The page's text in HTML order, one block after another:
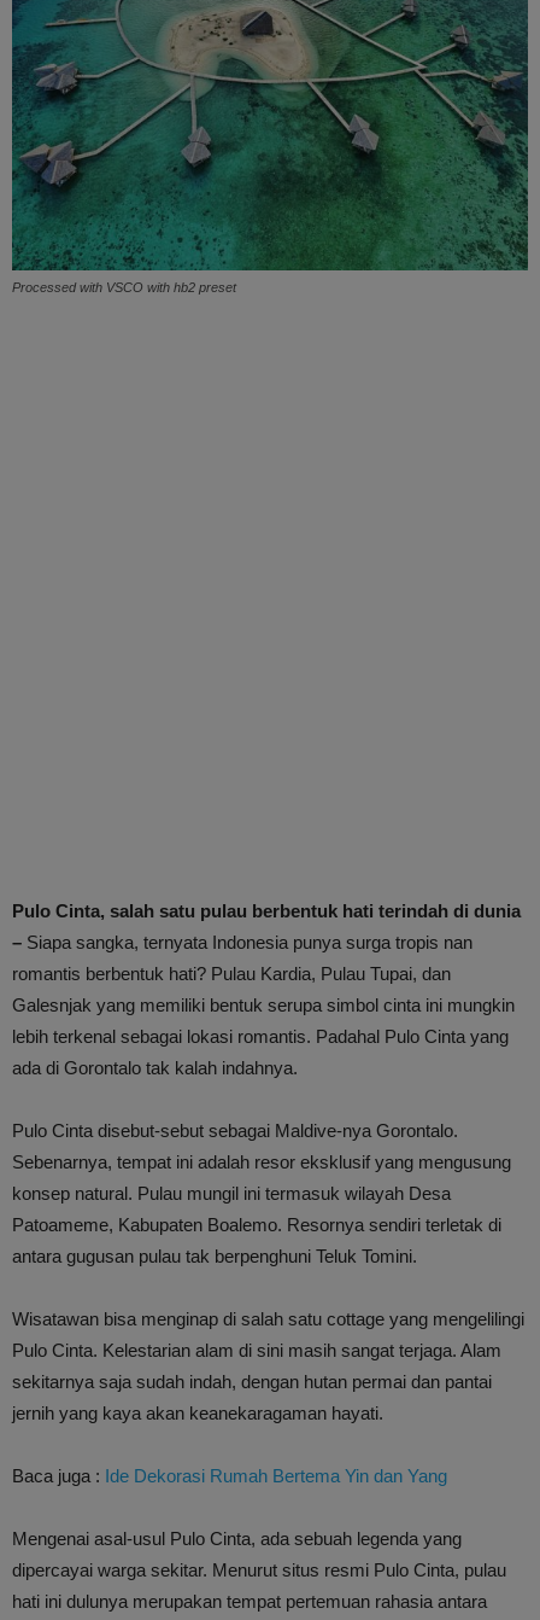
Processed with VSCO with hb2 preset
Pulo Cinta, salah satu pulau berbentuk hati terindah di dunia
– Siapa sangka, ternyata Indonesia punya surga tropis nan
romantis berbentuk hati? Pulau Kardia, Pulau Tupai, dan
Galesnjak yang memiliki bentuk serupa simbol cinta ini mungkin
lebih terkenal sebagai lokasi romantis. Padahal Pulo Cinta yang
ada di Gorontalo tak kalah indahnya.
Pulo Cinta disebut-sebut sebagai Maldive-nya Gorontalo.
Sebenarnya, tempat ini adalah resor eksklusif yang mengusung
konsep natural. Pulau mungil ini termasuk wilayah Desa
Patoameme, Kabupaten Boalemo. Resornya sendiri terletak di
antara gugusan pulau tak berpenghuni Teluk Tomini.
Wisatawan bisa menginap di salah satu cottage yang mengelilingi
Pulo Cinta. Kelestarian alam di sini masih sangat terjaga. Alam
sekitarnya saja sudah indah, dengan hutan permai dan pantai
jernih yang kaya akan keanekaragaman hayati.
Baca juga : Ide Dekorasi Rumah Bertema Yin dan Yang
Mengenai asal-usul Pulo Cinta, ada sebuah legenda yang
dipercayai warga sekitar. Menurut situs resmi Pulo Cinta, pulau
hati ini dulunya merupakan tempat pertemuan rahasia antara